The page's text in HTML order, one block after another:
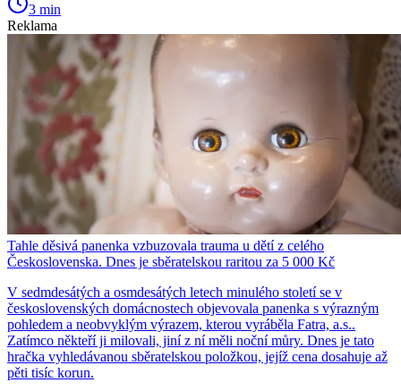
3 min
Reklama
Tahle děsivá panenka vzbuzovala trauma u dětí z celého
Československa. Dnes je sběratelskou raritou za 5 000 Kč
V sedmdesátých a osmdesátých letech minulého století se v
československých domácnostech objevovala panenka s výrazným
pohledem a neobvyklým výrazem, kterou vyráběla Fatra, a.s..
Zatímco někteří ji milovali, jiní z ní měli noční můry. Dnes je tato
hračka vyhledávanou sběratelskou položkou, jejíž cena dosahuje až
pěti tisíc korun.